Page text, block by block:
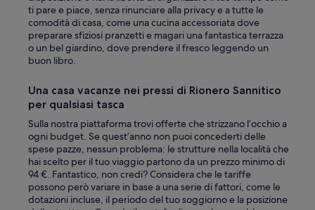
ti pare e piace, senza rinunciare alla privacy e a tutte le
comodità di casa, come una cucina accessoriata dove
preparare sfiziosi pranzetti e magari una fantastica terrazza
o un bel giardino, dove prendere il fresco leggendo un
buon libro.
Una casa vacanze nei pressi di Rionero Sannitico
per qualsiasi tasca
Sulla nostra piattaforma trovi offerte che strizzano l’occhio a
ogni budget. Se quest’anno non puoi concederti delle
spese pazze, nessun problema: le strutture nella località che
hai scelto per il tuo viaggio partono da un prezzo minimo di
94 €. Fantastico, non credi? Considera che le tariffe
possono però variare in base a una serie di fattori, come le
dotazioni incluse, il periodo del tuo soggiorno e la posizione